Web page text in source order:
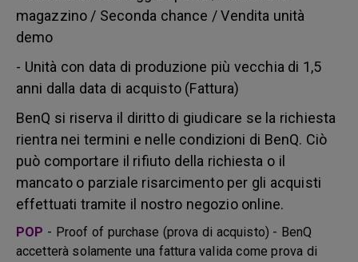
magazzino / Seconda chance / Vendita unità
demo
- Unità con data di produzione più vecchia di 1,5
anni dalla data di acquisto (Fattura)
BenQ si riserva il diritto di giudicare se la richiesta
rientra nei termini e nelle condizioni di BenQ. Ciò
può comportare il rifiuto della richiesta o il
mancato o parziale risarcimento per gli acquisti
effettuati tramite il nostro negozio online.
POP - Proof of purchase (prova di acquisto) - BenQ
accetterà solamente una fattura valida come prova di